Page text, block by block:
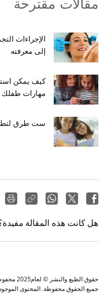
الإجراءات
إلى معرفته
كيف يمكن
مهارات طفلك
ست طرق
هل كانت هذه المقالة
جميع الحقوق محفوظة. المحتوى